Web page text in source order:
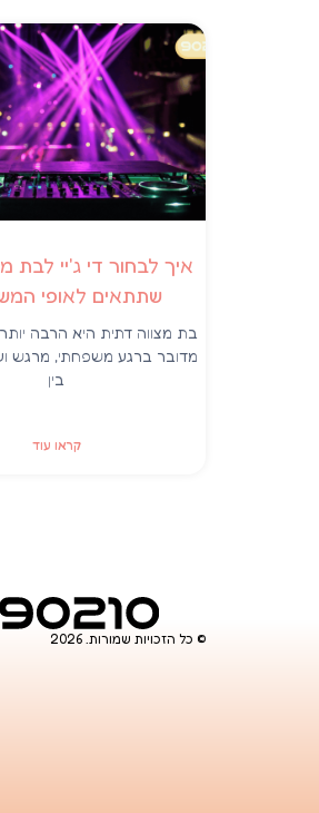
איך לבחור די ג'יי לבת
שתתאים לאופי
בת מצווה דתית היא הרבה יותר
מדובר ברגע משפחתי, מרגש
בין
קראו עוד
© כל הזכויות שמורות. 2026